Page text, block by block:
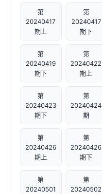
第
20240417
期上
第
20240417
期下
第
20240419
期下
第
20240422
期上
第
20240423
期下
第
20240424
期
第
20240426
期上
第
20240426
期下
第
20240501
第
20240502